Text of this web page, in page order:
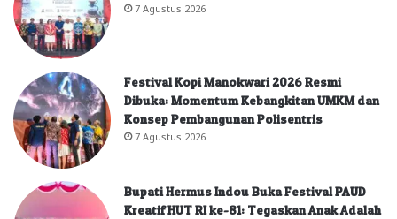
7 Agustus 2026
Festival Kopi Manokwari 2026 Resmi
Dibuka: Momentum Kebangkitan UMKM dan
Konsep Pembangunan Polisentris
7 Agustus 2026
Bupati Hermus Indou Buka Festival PAUD
Kreatif HUT RI ke-81: Tegaskan Anak Adalah